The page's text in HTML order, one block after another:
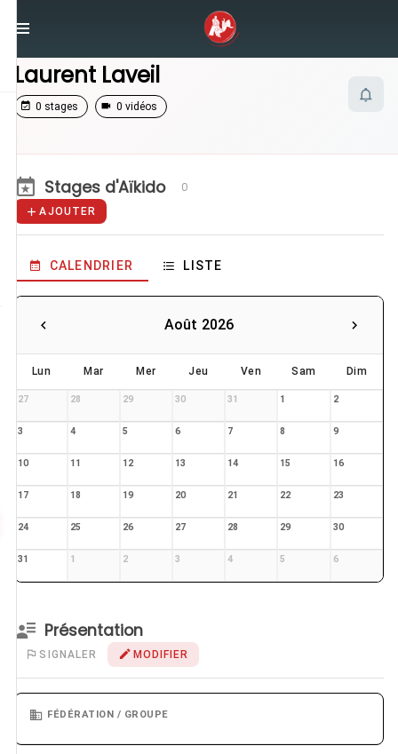
Laurent Laveil
Laurent Laveil
0 stages 0 vidéos
Stages d'Aïkido 0
AJOUTER
CALENDRIER LISTE
Août 2026
Lun Mar Mer Jeu Ven Sam Dim
27 28 29 30 31 1 2
3 4 5 6 7 8 9
10 11 12 13 14 15 16
17 18 19 20 21 22 23
24 25 26 27 28 29 30
31 1 2 3 4 5 6
Présentation
SIGNALER MODIFIER
FÉDÉRATION / GROUPE